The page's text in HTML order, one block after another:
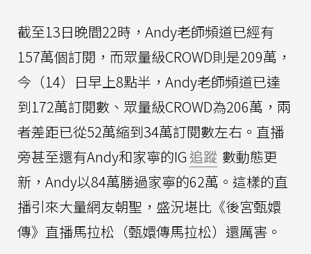
截至13日晚間22時，Andy老師頻道已經有
157萬個訂閱，而眾量級CROWD則是209萬，
今（14）日早上8點半，Andy老師頻道已達
到172萬訂閱數、眾量級CROWD為206萬，兩
者差距已從52萬縮到34萬訂閱數左右。直播
旁甚至還有Andy和家寧的IG 追蹤 數動態更
新，Andy以84萬勝過家寧的62萬。這樣的直
播引來大量網友朝聖，盛況堪比《後宮甄嬛
傳》直播馬拉松（甄嬛傳馬拉松）還厲害。